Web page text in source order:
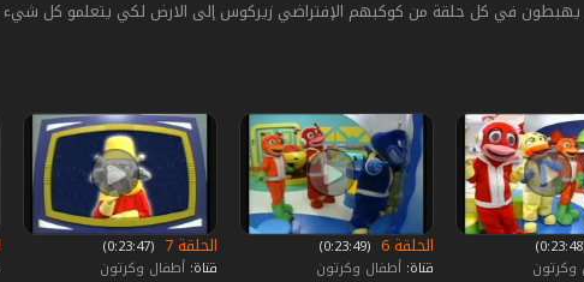
في كل حلقة من كوكبهم الإفتراضي زيركوس إلى الارض لكي يتعلمو كل شيء
وكرتون
الحلقة 6
‏ (0:23:49)
قناة: أطفال وكرتون
الحلقة 7
‏ (0:23:47)
قناة: أطفال وكرتون